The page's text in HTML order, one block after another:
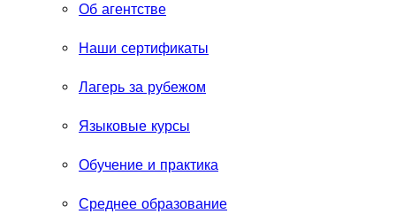
Об агентстве
Наши сертификаты
Лагерь за рубежом
Языковые курсы
Обучение и практика
Среднее образование